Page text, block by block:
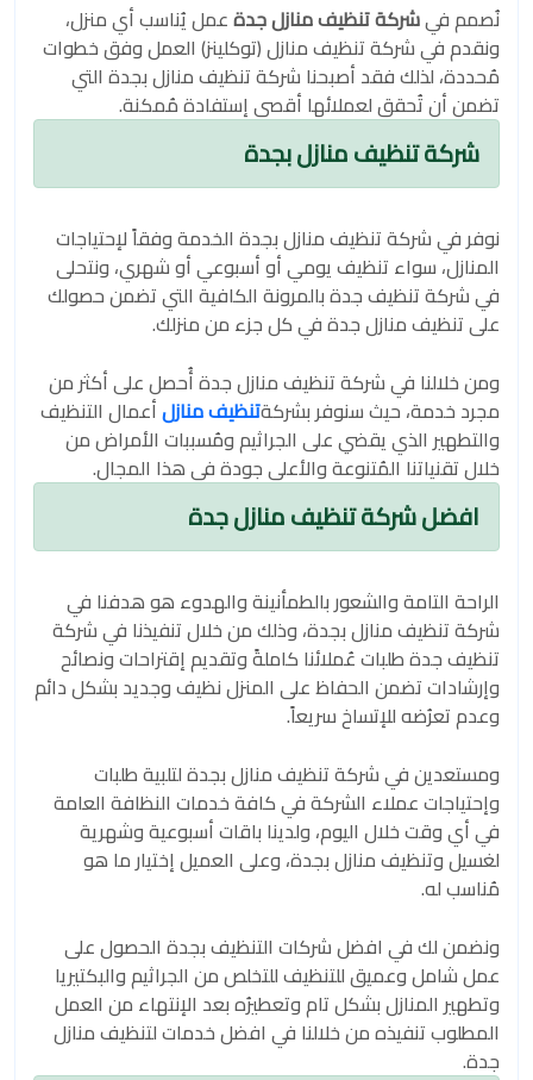
نُصمم فيشركة تنظيف منازل جدةعمل يُناسب أي منزل،
ونقدم في شركة تنظيف منازل (توكلينز) العمل وفق خطوات
مُحددة، لذلك فقد أصبحنا شركة تنظيف منازل بجدة التي
تضمن أن تُحقق لعملائها أقصى إستفادة مُمكنة.
شركة تنظيف منازل بجدة
نوفر في شركة تنظيف منازل بجدة الخدمة وفقاً لإحتياجات
المنازل، سواء تنظيف يومي أو أسبوعي أو شهري، ونتحلى
في شركة تنظيف جدة بالمرونة الكافية التي تضمن حصولك
على تنظيف منازل جدة في كل جزء من منزلك.
ومن خلالنا في شركة تنظيف منازل جدة أُحصل على أكثر من
مجرد خدمة، حيث سنوفر بشركةتنظيف منازلأعمال التنظيف
والتطهير الذي يقضي على الجراثيم ومُسببات الأمراض من
خلال تقنياتنا المُتنوعة والأعلى جودة في هذا المجال.
افضل شركة تنظيف منازل جدة
الراحة التامة والشعور بالطمأنينة والهدوء هو هدفنا في
شركة تنظيف منازل بجدة، وذلك من خلال تنفيذنا في شركة
تنظيف جدة طلبات عُملائنا كاملةً وتقديم إقتراحات ونصائح
وإرشادات تضمن الحفاظ على المنزل نظيف وجديد بشكل دائم
وعدم تعرُضه للإتساخ سريعاً.
ومستعدين في شركة تنظيف منازل بجدة لتلبية طلبات
وإحتياجات عملاء الشركة في كافة خدمات النظافة العامة
في أي وقت خلال اليوم، ولدينا باقات أسبوعية وشهرية
لغسيل وتنظيف منازل بجدة، وعلى العميل إختيار ما هو
مُناسب له.
ونضمن لك في افضل شركات التنظيف بجدة الحصول على
عمل شامل وعميق للتنظيف للتخلص من الجراثيم والبكتيريا
وتطهير المنازل بشكل تام وتعطيرُه بعد الإنتهاء من العمل
المطلوب تنفيذه من خلالنا في افضل خدمات لتنظيف منازل
جدة.